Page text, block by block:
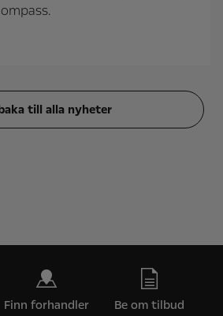
till alla nyheter
Finn forhandler Be om tilbud